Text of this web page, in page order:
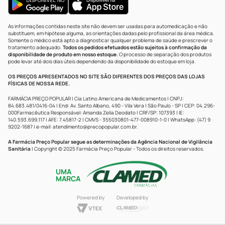
As informações contidas neste site não devem ser usadas para automedicação e não
substituem, em hipótese alguma, as orientações dadas pelo profissional da área médica.
Somente o médico está apto a diagnosticar qualquer problema de saúde e prescrever o
tratamento adequado. Todos os pedidos efetuados estão sujeitos à confirmação da
disponibilidade de produto em nosso estoque.O processo de separação dos produtos
pode levar até dois dias úteis dependendo da disponibilidade do estoque em loja.
OS PREÇOS APRESENTADOS NO SITE SÃO DIFERENTES DOS PREÇOS DAS LOJAS
FÍSICAS DE NOSSA REDE.
FARMÁCIA PREÇO POPULAR | Cia Latino Americana de Medicamentos | CNPJ:
84.683.481/0416-04 | End: Av. Santo Albano, 490 - Vila Vera | São Paulo - SP | CEP: 04.296-
000Farmacêutica Responsável: Amanda Zelia Deodato | CRF/SP: 107393 | IE:
140.593.699.117 | AFE: 7.45817-2 | CMVS - 355030801-477-008910-1-0 | WhatsApp: (47) 9
9202-1687 | e-mail: atendimento@precopopular.com.br.
A Farmácia Preço Popular segue as determinações da Agência Nacional de Vigilância
Sanitária | Copyright © 2025 Farmácia Preço Popular - Todos os direitos reservados.
UMA
MARCA
Powered by Developed by